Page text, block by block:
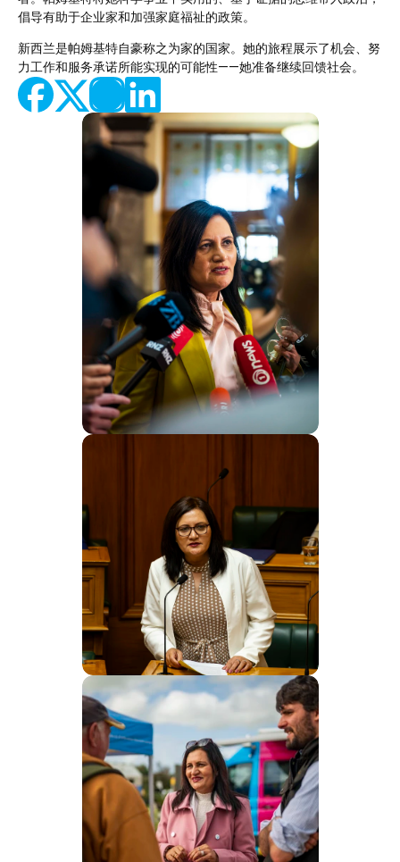
倡导有助于企业家和加强家庭福祉的政策。
新西兰是帕姆基特自豪称之为家的国家。她的旅程展示了机会、努
力工作和服务承诺所能实现的可能性——她准备继续回馈社会。